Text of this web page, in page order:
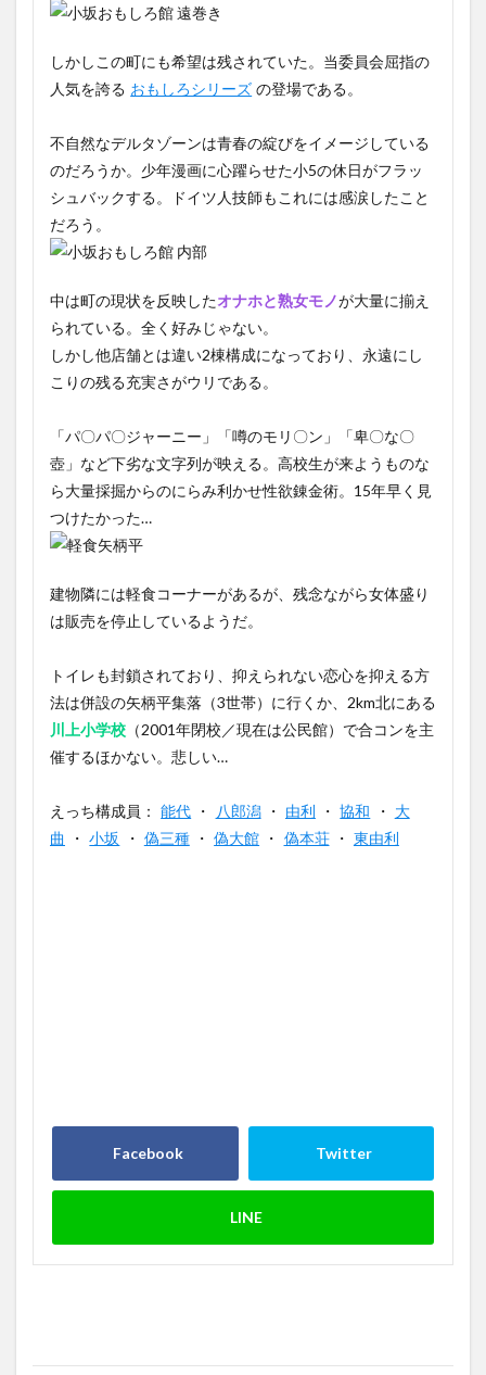
しかしこの町にも希望は残されていた。当委員会屈指の
人気を誇る おもしろシリーズ の登場である。
不自然なデルタゾーンは青春の綻びをイメージしている
のだろうか。少年漫画に心躍らせた小5の休日がフラッ
シュバックする。ドイツ人技師もこれには感涙したこと
だろう。
中は町の現状を反映したオナホと熟女モノが大量に揃え
られている。全く好みじゃない。
しかし他店舗とは違い2棟構成になっており、永遠にし
こりの残る充実さがウリである。
「パ〇パ〇ジャーニー」「噂のモリ〇ン」「卑〇な〇
壺」など下劣な文字列が映える。高校生が来ようものな
ら大量採掘からのにらみ利かせ性欲錬金術。15年早く見
つけたかった…
建物隣には軽食コーナーがあるが、残念ながら女体盛り
は販売を停止しているようだ。
トイレも封鎖されており、抑えられない恋心を抑える方
法は併設の矢柄平集落（3世帯）に行くか、2km北にある
川上小学校 （2001年閉校／現在は公民館）で合コンを主
催するほかない。悲しい…
えっち構成員： 能代 ・ 八郎潟 ・ 由利 ・ 協和 ・ 大
曲
・ 小坂 ・ 偽三種 ・ 偽大館 ・ 偽本荘 ・ 東由利